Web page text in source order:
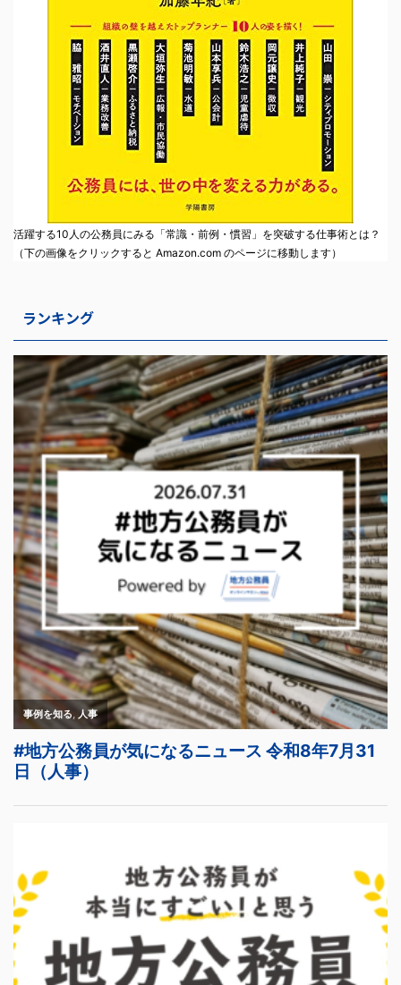
活躍する10人の公務員にみる「常識・前例・慣習」を突破する仕事術とは？
（下の画像をクリックすると Amazon.com のページに移動します）
ランキング